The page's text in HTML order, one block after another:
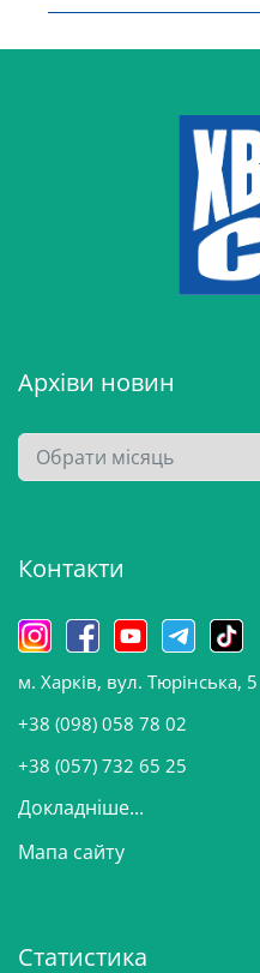
Архіви новин
А
р
в
н
о
в
и
Контакти
м. Харків, вул. Тюрінська, 5
+38 (098) 058 78 02
+38 (057) 732 65 25
Докладніше...
Мапа сайту
Статистика